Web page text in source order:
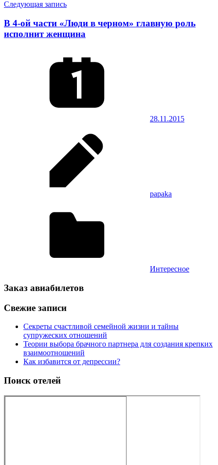
Следующая запись
В 4-ой части «Люди в черном» главную роль
исполнит женщина
28.11.2015
papaka
Интересное
Заказ авиабилетов
Свежие записи
Секреты счастливой семейной жизни и тайны
супружеских отношений
Теории выбора брачного партнера для создания крепких
взаимоотношений
Как избавится от депрессии?
Поиск отелей